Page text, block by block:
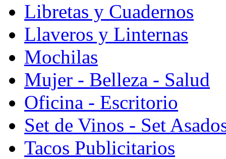
Libretas y Cuadernos
Llaveros y Linternas
Mochilas
Mujer - Belleza - Salud
Oficina - Escritorio
Set de Vinos - Set
Tacos Publicitarios